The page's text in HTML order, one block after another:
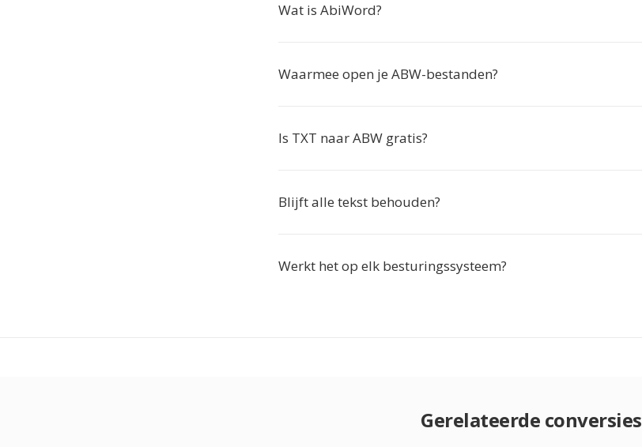
Wat is AbiWord?
Waarmee open je ABW-bestanden?
Is TXT naar ABW gratis?
Blijft alle tekst behouden?
Werkt het op elk besturingssysteem?
Gerelateerde conversies